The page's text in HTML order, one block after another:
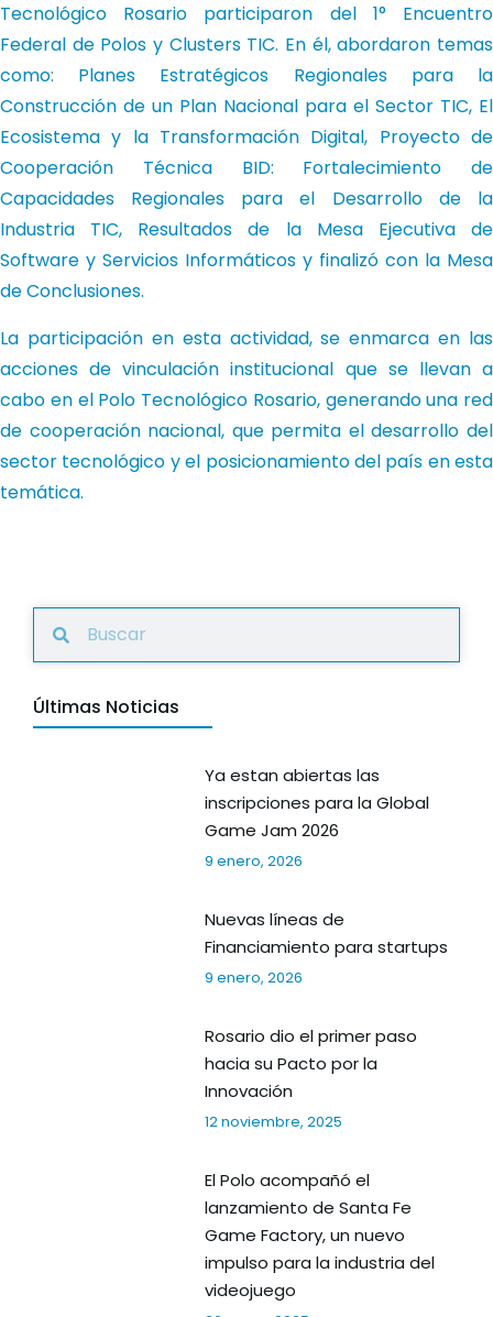
Tecnológico Rosario participaron del 1° Encuentro
Federal de Polos y Clusters TIC. En él, abordaron temas
como: Planes Estratégicos Regionales para la
Construcción de un Plan Nacional para el Sector TIC, El
Ecosistema y la Transformación Digital, Proyecto de
Cooperación Técnica BID: Fortalecimiento de
Capacidades Regionales para el Desarrollo de la
Industria TIC, Resultados de la Mesa Ejecutiva de
Software y Servicios Informáticos y finalizó con la Mesa
de Conclusiones.
La participación en esta actividad, se enmarca en las
acciones de vinculación institucional que se llevan a
cabo en el Polo Tecnológico Rosario, generando una red
de cooperación nacional, que permita el desarrollo del
sector tecnológico y el posicionamiento del país en esta
temática.
Últimas Noticias
Ya estan abiertas las
inscripciones para la Global
Game Jam 2026
9 enero, 2026
Nuevas líneas de
Financiamiento para startups
9 enero, 2026
Rosario dio el primer paso
hacia su Pacto por la
Innovación
12 noviembre, 2025
El Polo acompañó el
lanzamiento de Santa Fe
Game Factory, un nuevo
impulso para la industria del
videojuego